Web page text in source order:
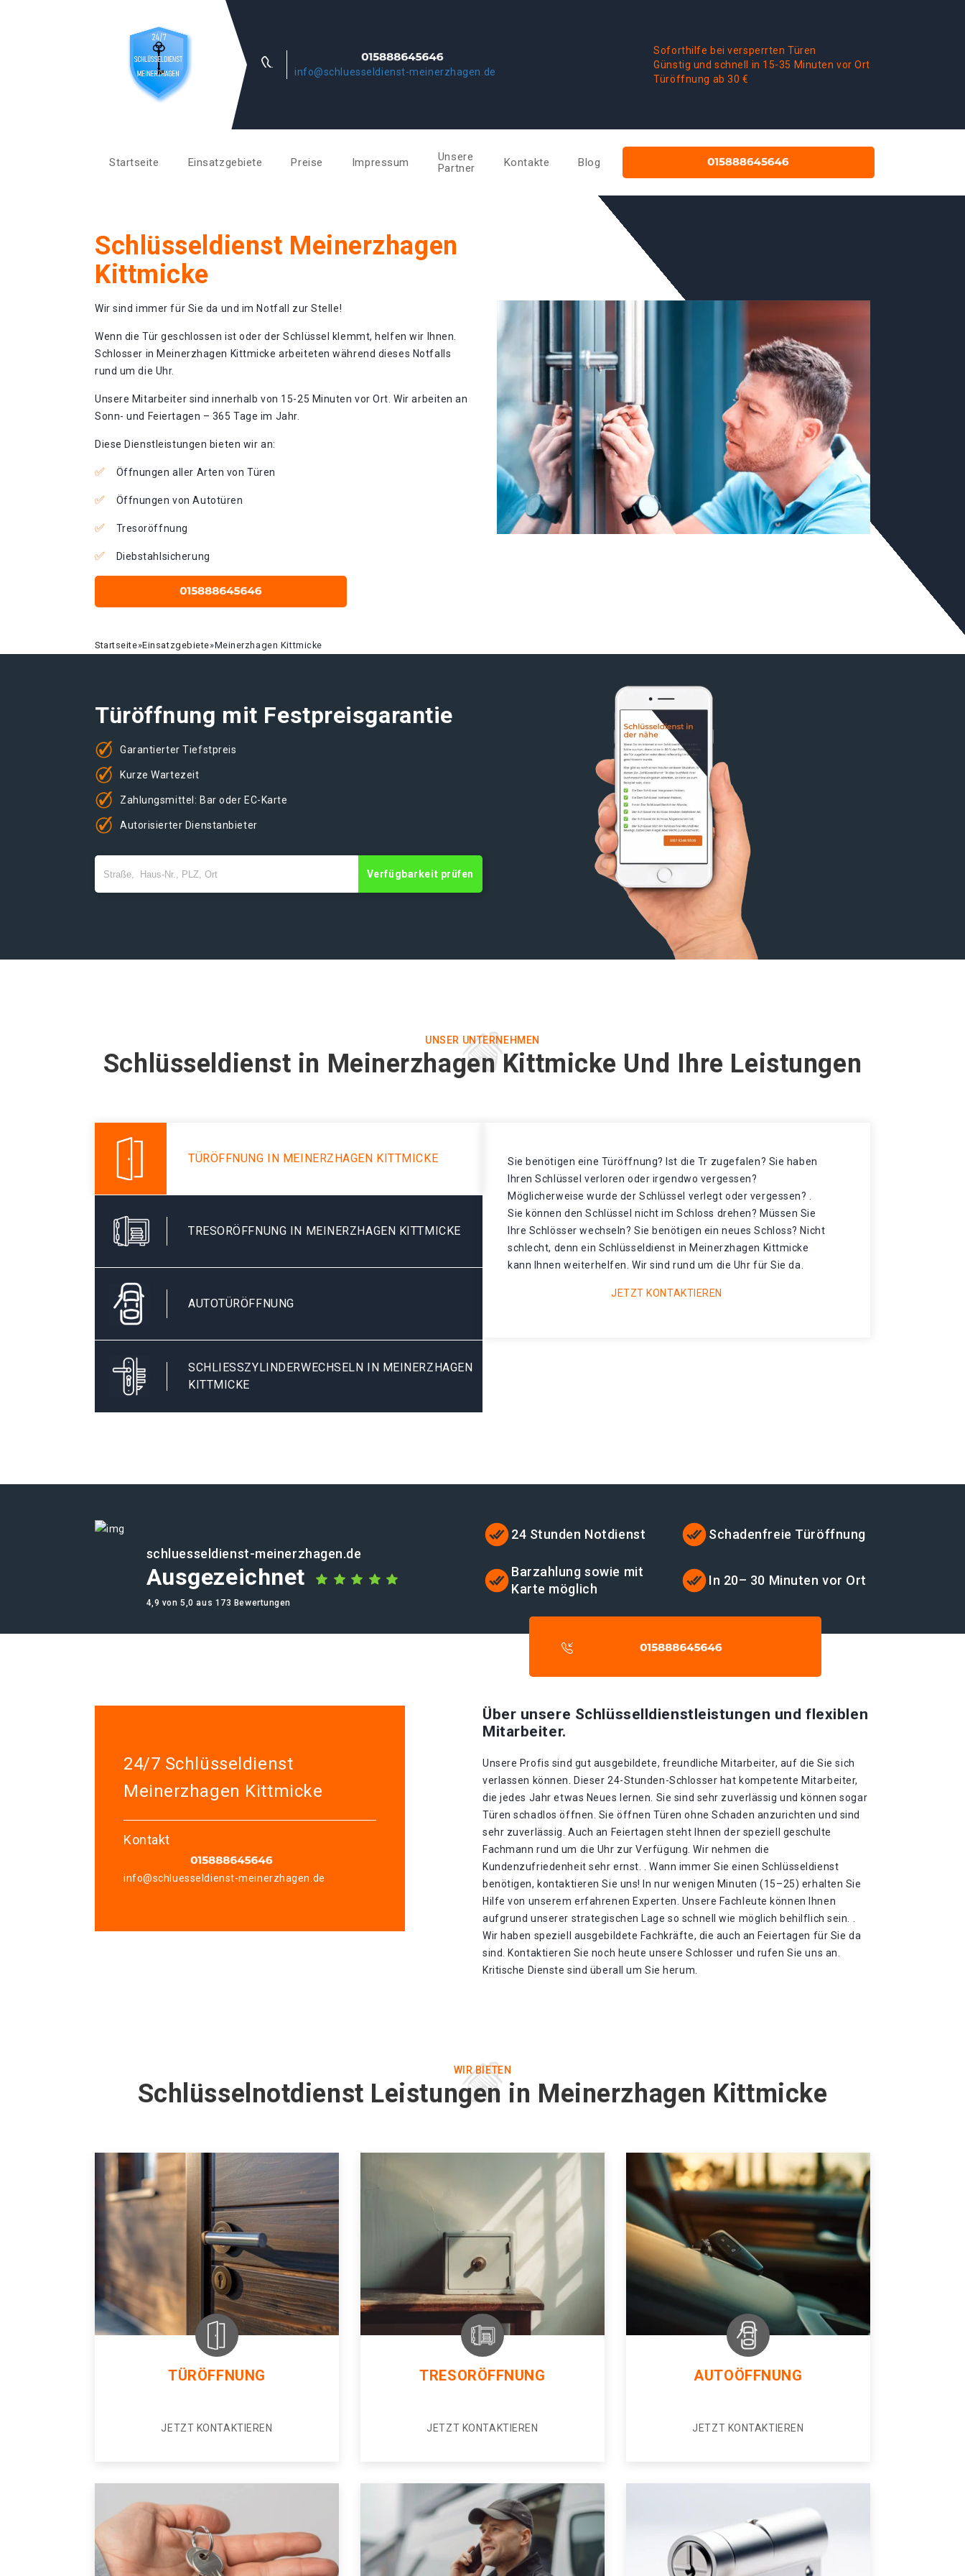
info@schluesseldienst-meinerzhagen.de
Soforthilfe bei versperrten Türen
Günstig und schnell in 15-35 Minuten vor Ort
Türöffnung ab 30 €
Startseite Einsatzgebiete Preise Impressum
Unsere
Partner
Kontakte Blog
Schlüsseldienst Meinerzhagen
Kittmicke
Wir sind immer für Sie da und im Notfall zur Stelle!
Wenn die Tür geschlossen ist oder der Schlüssel klemmt, helfen wir Ihnen.
Schlosser in Meinerzhagen Kittmicke arbeiteten während dieses Notfalls
rund um die Uhr.
Unsere Mitarbeiter sind innerhalb von 15-25 Minuten vor Ort. Wir arbeiten an
Sonn- und Feiertagen – 365 Tage im Jahr.
Diese Dienstleistungen bieten wir an:
Öffnungen aller Arten von Türen
Öffnungen von Autotüren
Tresoröffnung
Diebstahlsicherung
Startseite»Einsatzgebiete»Meinerzhagen Kittmicke
Türöffnung mit Festpreisgarantie
Garantierter Tiefstpreis
Kurze Wartezeit
Zahlungsmittel: Bar oder EC-Karte
Autorisierter Dienstanbieter
Verfügbarkeit prüfen
UNSER UNTERNEHMEN
Schlüsseldienst in Meinerzhagen Kittmicke Und Ihre Leistungen
TÜRÖFFNUNG IN MEINERZHAGEN KITTMICKE
TRESORÖFFNUNG IN MEINERZHAGEN KITTMICKE
AUTOTÜRÖFFNUNG
SCHLIESSZYLINDERWECHSELN IN MEINERZHAGEN K
ITTMICKE
Sie benötigen eine Türöffnung? Ist die Tr zugefalen? Sie haben
Ihren Schlüssel verloren oder irgendwo vergessen?
Möglicherweise wurde der Schlüssel verlegt oder vergessen? .
Sie können den Schlüssel nicht im Schloss drehen? Müssen Sie
Ihre Schlösser wechseln? Sie benötigen ein neues Schloss? Nicht
schlecht, denn ein Schlüsseldienst in Meinerzhagen Kittmicke
kann Ihnen weiterhelfen. Wir sind rund um die Uhr für Sie da.
JETZT KONTAKTIEREN
schluesseldienst-meinerzhagen.de
Ausgezeichnet
4,9 von 5,0 aus 173 Bewertungen
24 Stunden Notdienst Schadenfreie Türöffnung
Barzahlung sowie mit
Karte möglich
In 20– 30 Minuten vor Ort
24/7 Schlüsseldienst
Meinerzhagen Kittmicke
Kontakt
info@schluesseldienst-meinerzhagen.de
Über unsere Schlüsselldienstleistungen und flexiblen
Mitarbeiter.
Unsere Profis sind gut ausgebildete, freundliche Mitarbeiter, auf die Sie sich
verlassen können. Dieser 24-Stunden-Schlosser hat kompetente Mitarbeiter,
die jedes Jahr etwas Neues lernen. Sie sind sehr zuverlässig und können sogar
Türen schadlos öffnen. Sie öffnen Türen ohne Schaden anzurichten und sind
sehr zuverlässig. Auch an Feiertagen steht Ihnen der speziell geschulte
Fachmann rund um die Uhr zur Verfügung. Wir nehmen die
Kundenzufriedenheit sehr ernst. . Wann immer Sie einen Schlüsseldienst
benötigen, kontaktieren Sie uns! In nur wenigen Minuten (15–25) erhalten Sie
Hilfe von unserem erfahrenen Experten. Unsere Fachleute können Ihnen
aufgrund unserer strategischen Lage so schnell wie möglich behilflich sein. .
Wir haben speziell ausgebildete Fachkräfte, die auch an Feiertagen für Sie da
sind. Kontaktieren Sie noch heute unsere Schlosser und rufen Sie uns an.
Kritische Dienste sind überall um Sie herum.
WIR BIETEN
Schlüsselnotdienst Leistungen in Meinerzhagen Kittmicke
TÜRÖFFNUNG
JETZT KONTAKTIEREN
TRESORÖFFNUNG
JETZT KONTAKTIEREN
AUTOÖFFNUNG
JETZT KONTAKTIEREN